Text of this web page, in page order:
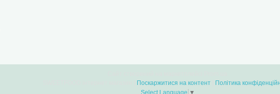
Поскаржитися на контент
Політика
Select Language ▼